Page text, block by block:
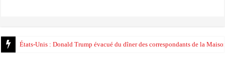
États-Unis : Donald Trump évacué du dîner des correspondants de la